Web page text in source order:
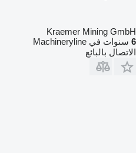
Kraemer Mining GmbH
6 سنوات في Machineryline
الاتصال بالبائع